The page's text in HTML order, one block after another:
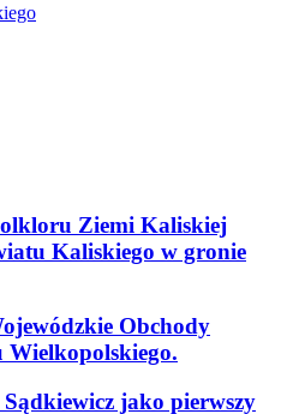
Ziemi Kaliskiej
Kaliskiego w gronie
Obchody
Wielkopolskiego.
jako pierwszy